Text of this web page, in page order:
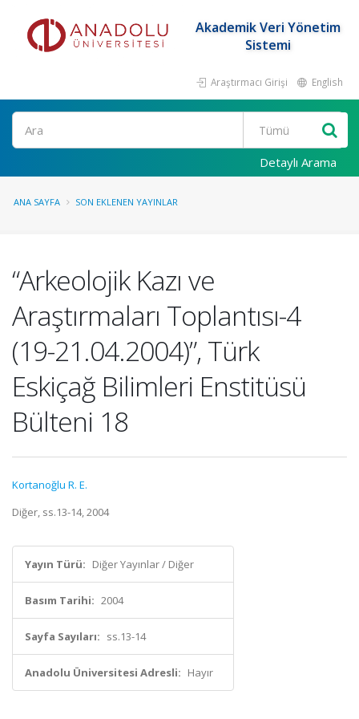
Akademik Veri Yönetim
Sistemi
Araştırmacı Girişi English
Ara
Detaylı Arama
ANA SAYFA SON EKLENEN YAYINLAR
“Arkeolojik Kazı ve
Araştırmaları Toplantısı-4
(19-21.04.2004)”, Türk
Eskiçağ Bilimleri Enstitüsü
Bülteni 18
Kortanoğlu R. E.
Diğer, ss.13-14, 2004
Yayın Türü: Diğer Yayınlar / Diğer
Basım Tarihi: 2004
Sayfa Sayıları: ss.13-14
Anadolu Üniversitesi Adresli: Hayır